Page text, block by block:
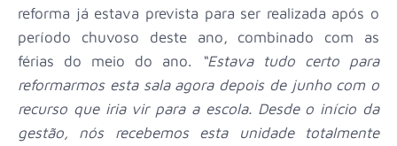
reforma já estava prevista para ser realizada após o
período chuvoso deste ano, combinado com as
férias do meio do ano.
“Estava tudo certo para
reformarmos esta sala agora depois de junho com o
recurso que iria vir para a escola. Desde o início da
gestão, nós recebemos esta unidade totalmente